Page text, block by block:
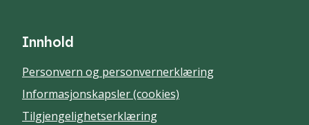
Innhold
Personvern og personvernerklæring
Informasjonskapsler (cookies)
Tilgjengelighetserklæring